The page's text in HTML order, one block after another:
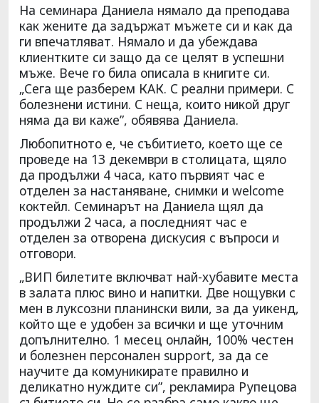
На семинара Даниела нямало да преподава
как жените да задържат мъжете си и как да
ги впечатляват. Нямало и да убеждава
клиентките си защо да се целят в успешни
мъже. Вече го била описала в книгите си.
„Сега ще разберем КАК. С реални примери. С
болезнени истини. С неща, които никой друг
няма да ви каже”, обявява Даниела.
Любопитното е, че събитието, което ще се
проведе на 13 декември в столицата, щяло
да продължи 4 часа, като първият час е
отделен за настаняване, снимки и welcome
коктейл. Семинарът на Даниела щял да
продължи 2 часа, а последният час е
отделен за отворена дискусия с въпроси и
отговори.
„ВИП билетите включват най-хубавите места
в залата плюс вино и напитки. Две нощувки с
мен в луксозни планински вили, за да уикенд,
който ще е удобен за всички и ще уточним
допълнително. 1 месец онлайн, 100% честен
и болезнен персонален support, за да се
научите да комуникирате правилно и
деликатно нуждите си”, рекламира Рупецова